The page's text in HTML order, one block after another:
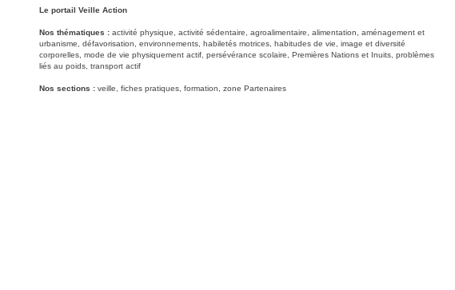
Le portail Veille Action
Nos thématiques : activité physique, activité sédentaire, agroalimentaire, alimentation, aménagement et
urbanisme, défavorisation, environnements, habiletés motrices, habitudes de vie, image et diversité
corporelles, mode de vie physiquement actif, persévérance scolaire, Premières Nations et Inuits, problèmes
liés au poids, transport actif
Nos sections : veille, fiches pratiques, formation, zone Partenaires